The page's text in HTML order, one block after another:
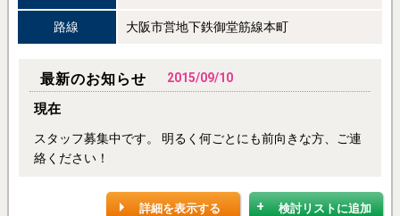
路線 大阪市営地下鉄御堂筋線本町
最新のお知らせ 2015/09/10
現在
スタッフ募集中です。 明るく何ごとにも前向きな方、ご連
絡ください！
検討リストに追加
詳細を表示する